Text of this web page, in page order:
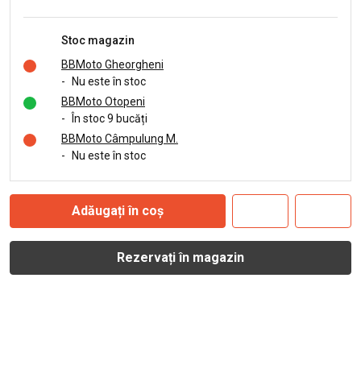
Stoc magazin
BBMoto Gheorgheni
-
Nu este în stoc
BBMoto Otopeni
-
În stoc 9 bucăți
BBMoto Câmpulung M.
-
Nu este în stoc
Adăugați în coș
Rezervați în magazin